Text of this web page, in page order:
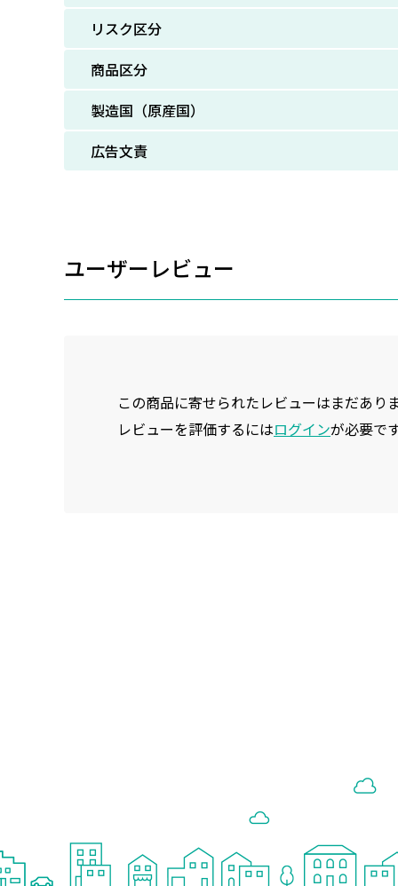
リスク区分
商品区分
製造国（原産国）
広告文責
ユーザーレビュー
この商品に寄せられたレビューはまだあり
レビューを評価するにはログインが必要です